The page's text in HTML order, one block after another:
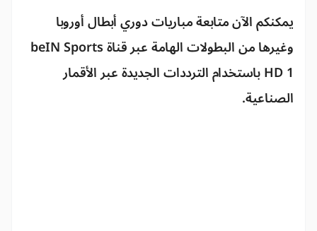
يمكنكم الآن متابعة مبارياتدوري أبطال أوروبا
وغيرها من البطولات الهامة عبر قناةbeIN Sports
HD 1باستخدام الترددات الجديدة عبر الأقمار
الصناعية.